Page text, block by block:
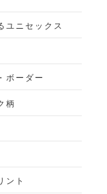
ユニセックス
ボーダー
柄
ント